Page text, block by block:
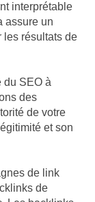
interprétable
assure un
les résultats de
du SEO à
des
de votre
et son
de link
de